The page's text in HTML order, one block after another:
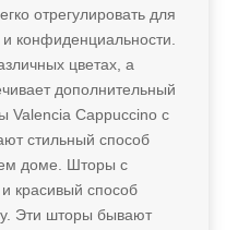
отрегулировать для
конфиденциальности.
цветах, а
дополнительный
Valencia Cappuccino с
стильный способ
доме. Шторы с
красивый способ
Эти шторы бывают